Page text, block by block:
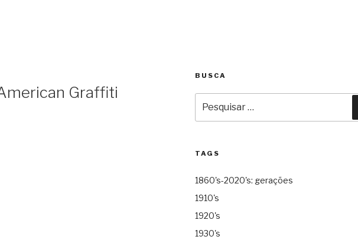
Graffiti
BUSCA
por:
TAGS
1860's-2020's: gerações
1910's
1920's
1930's